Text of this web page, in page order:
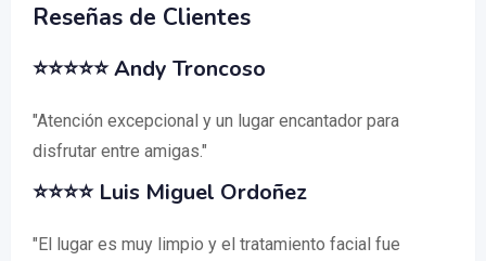
Reseñas de Clientes
⭐⭐⭐⭐⭐ Andy Troncoso
"Atención excepcional y un lugar encantador para
disfrutar entre amigas."
⭐⭐⭐⭐ Luis Miguel Ordoñez
"El lugar es muy limpio y el tratamiento facial fue